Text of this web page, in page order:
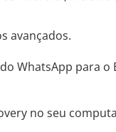
avançados.
WhatsApp para o
no seu